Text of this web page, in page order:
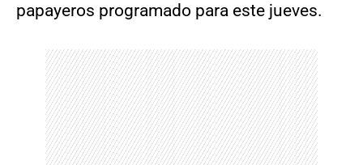
papayeros programado para este jueves.